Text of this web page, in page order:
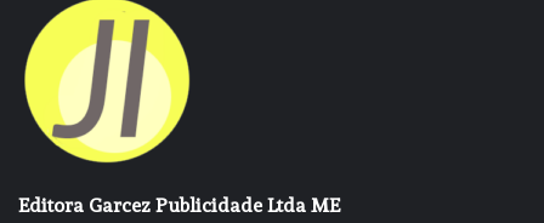
Editora Garcez Publicidade Ltda ME